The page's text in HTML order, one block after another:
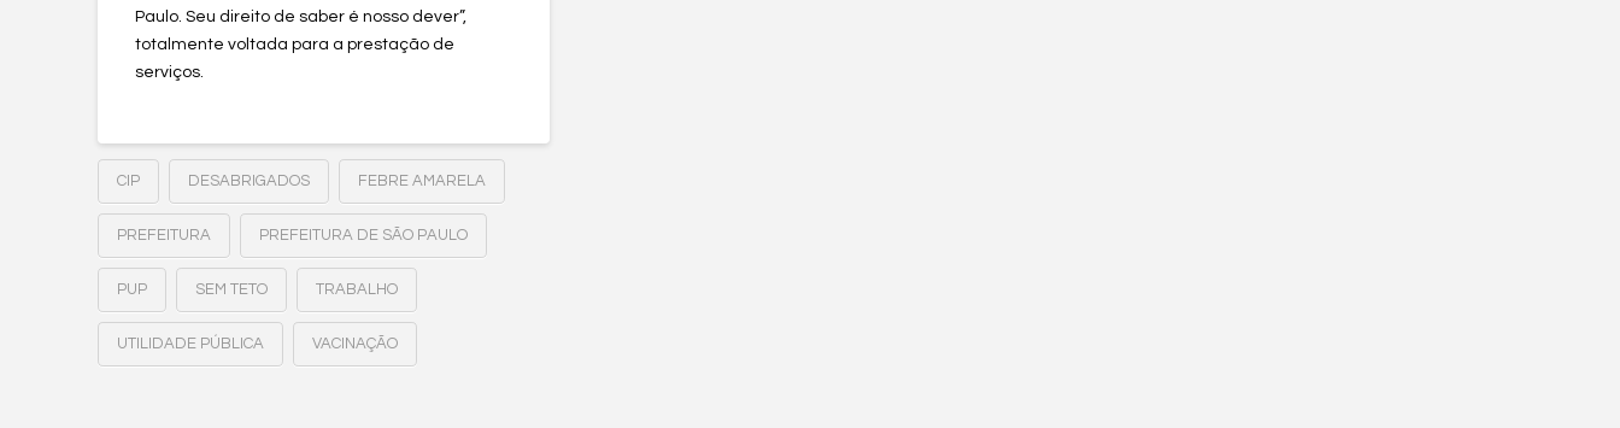
Paulo. Seu direito de saber é nosso dever”,
totalmente voltada para a prestação de
serviços.
CIP DESABRIGADOS FEBRE AMARELA
PREFEITURA PREFEITURA DE SÃO PAULO
PUP SEM TETO TRABALHO
UTILIDADE PÚBLICA VACINAÇÃO